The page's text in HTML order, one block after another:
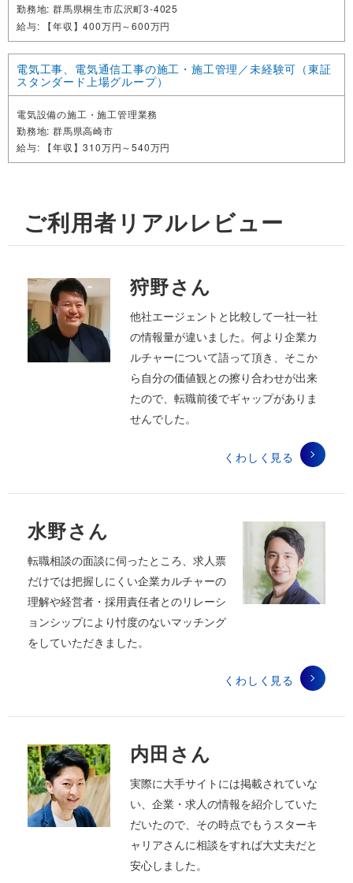
勤務地 群馬県桐生市広沢町3-4025
給与
【年収】400万円～600万円
電気工事、電気通信工事の施工・施工管理／未経験可（東証
スタンダード上場グループ）
電気設備の施工・施工管理業務
勤務地 群馬県高崎市
給与
【年収】310万円～540万円
ご利用者リアルレビュー
狩野さん
他社エージェントと比較して一社一社
の情報量が違いました。何より企業カ
ルチャーについて語って頂き、そこか
ら自分の価値観との擦り合わせが出来
たので、転職前後でギャップがありま
せんでした。
くわしく見る
水野さん
転職相談の面談に伺ったところ、求人票
だけでは把握しにくい企業カルチャーの
理解や経営者・採用責任者とのリレーシ
ョンシップにより忖度のないマッチング
をしていただきました。
くわしく見る
内田さん
実際に大手サイトには掲載されていな
い、企業・求人の情報を紹介していた
だいたので、その時点でもうスターキ
ャリアさんに相談をすれば大丈夫だと
安心しました。